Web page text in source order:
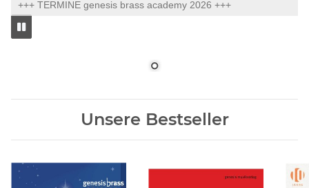
+++ TERMINE genesis brass academy 2026 +++
Unsere Bestseller